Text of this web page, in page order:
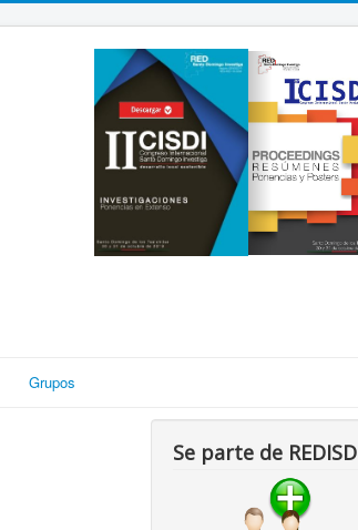
Grupos
Se parte de REDISD